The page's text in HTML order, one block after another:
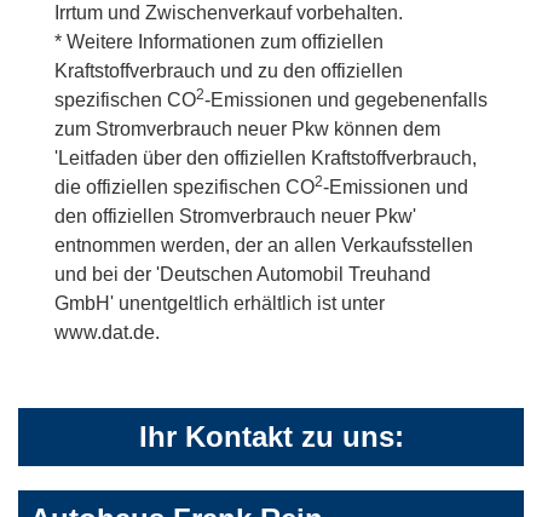
Irrtum und Zwischenverkauf vorbehalten.
* Weitere Informationen zum offiziellen
Kraftstoffverbrauch und zu den offiziellen
spezifischen CO2-Emissionen und gegebenenfalls
zum Stromverbrauch neuer Pkw können dem
'Leitfaden über den offiziellen Kraftstoffverbrauch,
die offiziellen spezifischen CO2-Emissionen und
den offiziellen Stromverbrauch neuer Pkw'
entnommen werden, der an allen Verkaufsstellen
und bei der 'Deutschen Automobil Treuhand
GmbH' unentgeltlich erhältlich ist unter
www.dat.de.
Ihr Kontakt zu uns: